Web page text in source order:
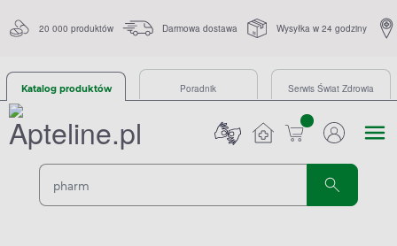
20 000 produktów Darmowa dostawa Wysyłka w 24 godziny
Katalog produktów Poradnik Serwis Świat Zdrowia
sztuk